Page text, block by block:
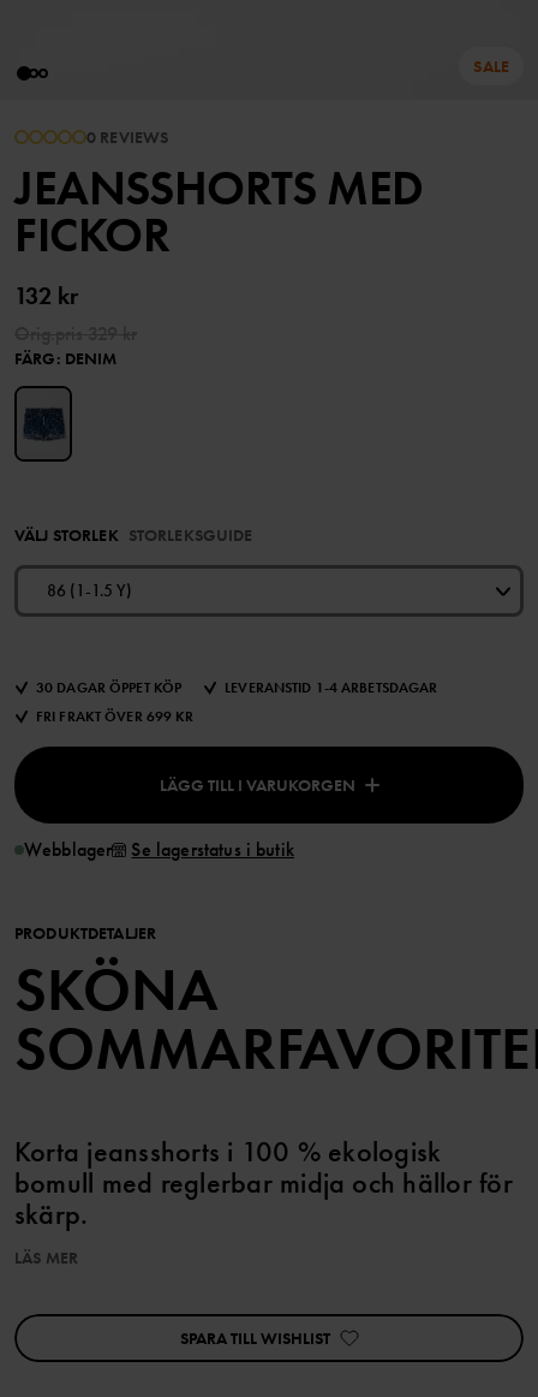
SALE
0 REVIEWS
JEANSSHORTS MED
FICKOR
132 kr
FÄRG: DENIM
VÄLJ STORLEK STORLEKSGUIDE
86 (1-1.5 Y)
30 DAGAR ÖPPET KÖP
LEVERANSTID 1-4 ARBETSDAGAR
FRI FRAKT ÖVER 699 KR
LÄGG TILL I VARUKORGEN
Webblager Se lagerstatus i butik
PRODUKTDETALJER
SKÖNA
Korta jeansshorts i 100 % ekologisk
bomull med reglerbar midja och hällor för
skärp.
Egenskaper:
• Reglerbar midja med knapphålsresår
LÄS MER
SPARA TILL WISHLIST